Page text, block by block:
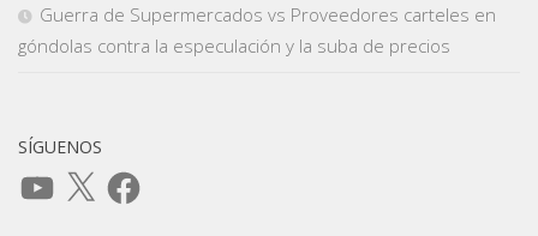
Guerra de Supermercados vs Proveedores carteles en
góndolas contra la especulación y la suba de precios
SÍGUENOS
YouTube
X Facebook